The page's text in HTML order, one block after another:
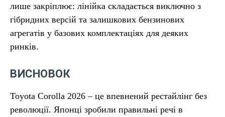
лише закріплює: лінійка складається виключно з
гібридних версій та залишкових бензинових
агрегатів у базових комплектаціях для деяких
ринків.
ВИСНОВОК
Toyota Corolla 2026 – це впевнений рестайлінг без
революції. Японці зробили правильні речі в